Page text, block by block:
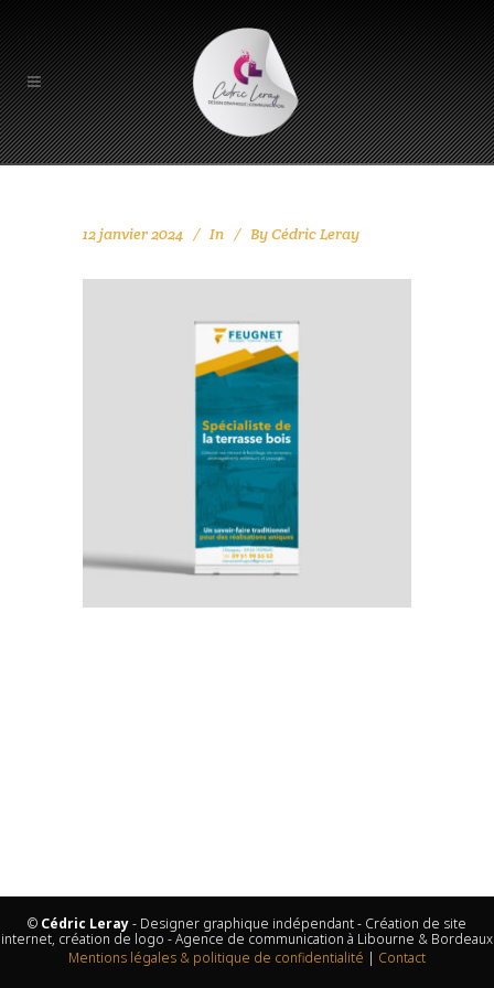
12 janvier 2024 In ByCédric Leray
© Cédric Leray- Designer graphique indépendant - Création de site
internet, création de logo - Agence de communication à Libourne & Bordeaux
Mentions légales & politique de confidentialité | Contact